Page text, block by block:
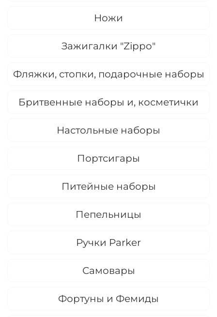
Ножи
Зажигалки "Zippo"
Фляжки, стопки, подарочные наборы
Бритвенные наборы и, косметички
Настольные наборы
Портсигары
Питейные наборы
Пепельницы
Ручки Parker
Самовары
Фортуны и Фемиды